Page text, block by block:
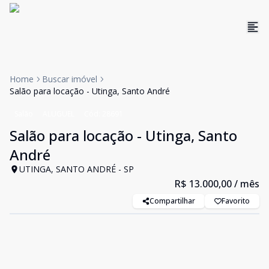
Home
Buscar imóvel
Salão para locação - Utinga, Santo André
Salão para locação - Utinga, Santo
André
UTINGA, SANTO ANDRÉ - SP
R$ 13.000,00/ mês
Compartilhar Favorito